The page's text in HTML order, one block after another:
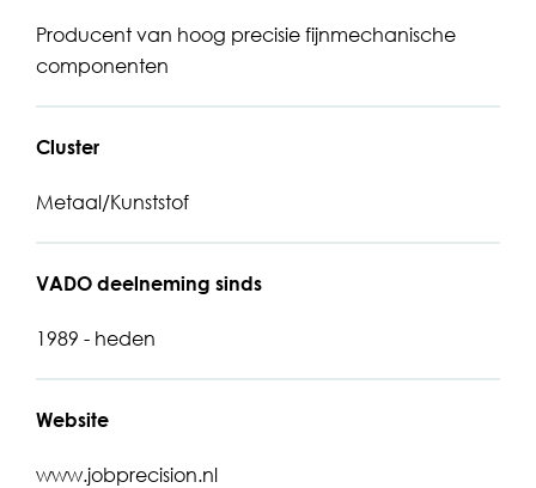
Producent van hoog precisie fijnmechanische
componenten
Cluster
Metaal/Kunststof
VADO deelneming sinds
1989 - heden
Website
www.jobprecision.nl